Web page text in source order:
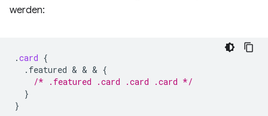
werden:
.card {
.featured & & & {
/* .featured .card .card .card */
}
}